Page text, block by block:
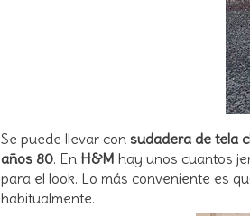
Se puede llevar con sudadera de tela
años 80. En H&M hay unos cuantos
para el look. Lo más conveniente es
habitualmente.